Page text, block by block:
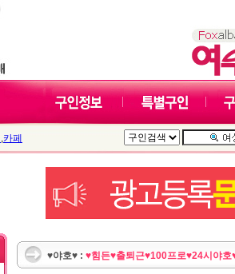
,카페
♥야호♥ : ♥힘든♥출퇴근♥100프로♥24시야